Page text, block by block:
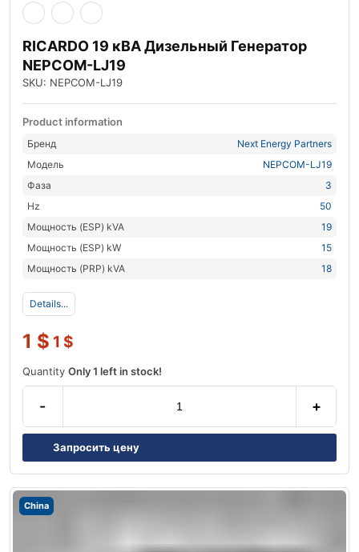
RICARDO 19 кВА Дизельный Генератор
NEPCOM-LJ19
SKU: NEPCOM-LJ19
Product information
Бренд
Next Energy Partners
Модель
NEPCOM-LJ19
Фаза
3
Hz
50
Мощность (ESP) kVA
19
Мощность (ESP) kW
15
Мощность (PRP) kVA
18
Details...
1 $ 1 $
Quantity Only 1 left in stock!
- +
Запросить цену
China